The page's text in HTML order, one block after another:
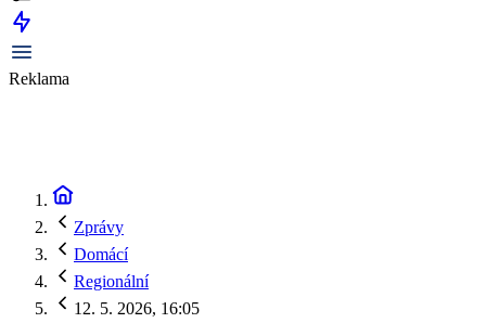
Reklama
Zprávy
Domácí
Regionální
12. 5. 2026, 16:05